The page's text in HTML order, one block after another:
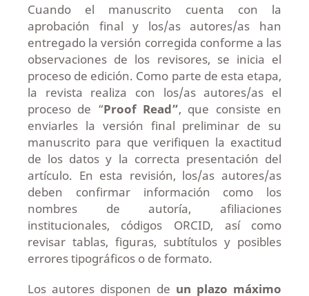
Cuando el manuscrito cuenta con la
aprobación final y los/as autores/as han
entregado la versión corregida conforme a las
observaciones de los revisores, se inicia el
proceso de edición. Como parte de esta etapa,
la revista realiza con los/as autores/as el
proceso de “Proof Read”, que consiste en
enviarles la versión final preliminar de su
manuscrito para que verifiquen la exactitud
de los datos y la correcta presentación del
artículo. En esta revisión, los/as autores/as
deben confirmar información como los
nombres de autoría, afiliaciones
institucionales, códigos ORCID, así como
revisar tablas, figuras, subtítulos y posibles
errores tipográficos o de formato.
Los autores disponen de un plazo máximo